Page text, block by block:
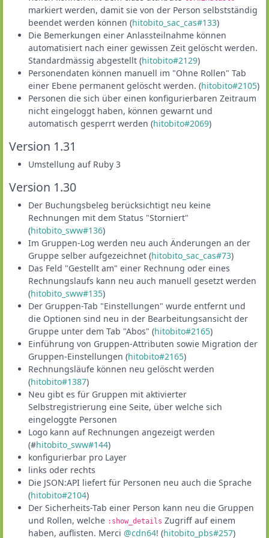
markiert werden, damit sie von der Person selbstständig
beendet werden können (hitobito_sac_cas#133)
Die Bemerkungen einer Anlassteilnahme können
automatisiert nach einer gewissen Zeit gelöscht werden.
Standardmässig abgestellt (hitobito#2129)
Personendaten können manuell im "Ohne Rollen" Tab
einer Ebene permanent gelöscht werden. (hitobito#2105)
Personen die sich über einen konfigurierbaren Zeitraum
nicht eingeloggt haben, können gewarnt und
automatisch gesperrt werden (hitobito#2069)
Version 1.31
Umstellung auf Ruby 3
Version 1.30
Der Buchungsbeleg berücksichtigt neu keine
Rechnungen mit dem Status "Storniert"
(hitobito_sww#136)
Im Gruppen-Log werden neu auch Änderungen an der
Gruppe selber aufgezeichnet (hitobito_sac_cas#73)
Das Feld "Gestellt am" einer Rechnung oder eines
Rechnungslaufs kann neu auch manuell gesetzt werden
(hitobito_sww#135)
Der Gruppen-Tab "Einstellungen" wurde entfernt und
die Optionen sind neu in der Bearbeitungsansicht der
Gruppe unter dem Tab "Abos" (hitobito#2165)
Einführung von Gruppen-Attributen sowie Migration der
Gruppen-Einstellungen (hitobito#2165)
Rechnungsläufe können neu gelöscht werden
(hitobito#1387)
Neu gibt es für Gruppen mit aktivierter
Selbstregistrierung eine Seite, über welche sich
eingeloggte Personen
Logo kann auf Rechnungen angezeigt werden
(#hitobito_sww#144)
konfigurierbar pro Layer
links oder rechts
Die JSON:API liefert für Personen neu auch die Sprache
(hitobito#2104)
Der Sicherheits-Tab einer Person kann neu die Gruppen
und Rollen, welche :show_details Zugriff auf einem
haben, auflisten. Merci @cdn64! (hitobito_pbs#257)